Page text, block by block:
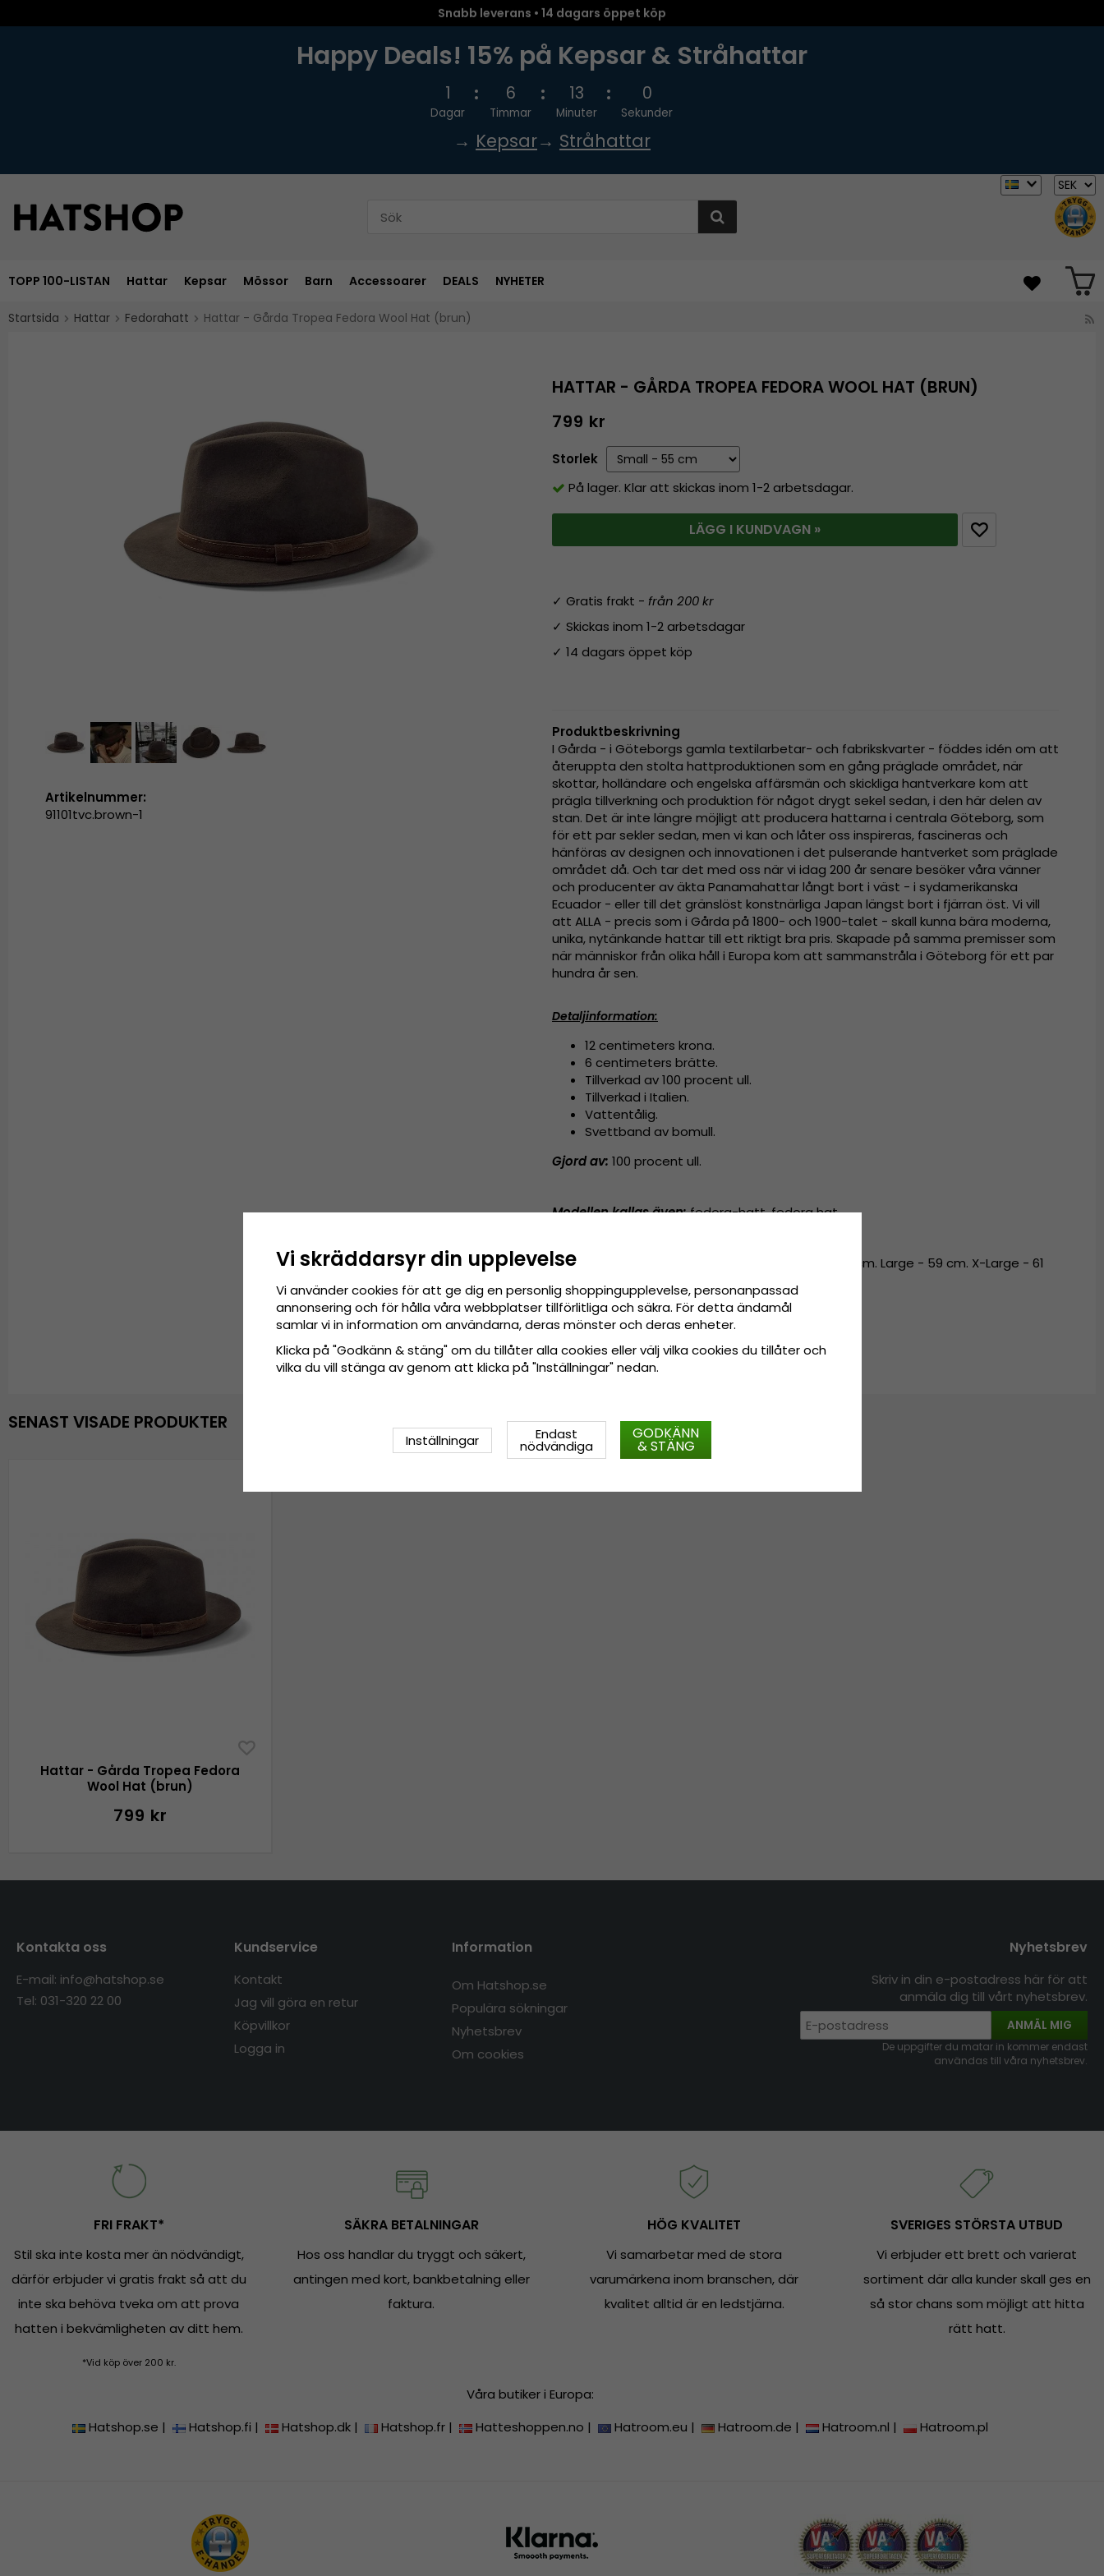
Snabb leverans • 14 dagars öppet köp
Happy Deals! 15% på Kepsar & Stråhattar
1
Dagar
6
Timmar
12
Minuter
59
Sekunder
→ Kepsar→ Stråhattar
TOPP 100-LISTAN Hattar Kepsar Mössor Barn Accessoarer DEALS NYHETER
Startsida Hattar Fedorahatt Hattar - Gårda Tropea Fedora Wool Hat (brun)
HATTAR - GÅRDA TROPEA FEDORA WOOL HAT (BRUN)
799 kr
Storlek
På lager. Klar att skickas inom 1-2 arbetsdagar.
LÄGG I KUNDVAGN »
✓ Gratis frakt - från 200 kr
✓ Skickas inom 1-2 arbetsdagar
✓ 14 dagars öppet köp
Produktbeskrivning
I Gårda - i Göteborgs gamla textilarbetar- och fabrikskvarter - föddes idén om att
återuppta den stolta hattproduktionen som en gång präglade området, när
skottar, holländare och engelska affärsmän och skickliga hantverkare kom att
prägla tillverkning och produktion för något drygt sekel sedan, i den här delen av
stan. Det är inte längre möjligt att producera hattarna i centrala Göteborg, som
för ett par sekler sedan, men vi kan och låter oss inspireras, fascineras och
hänföras av designen och innovationen i det pulserande hantverket som präglade
området då. Och tar det med oss när vi idag 200 år senare besöker våra vänner
och producenter av äkta Panamahattar långt bort i väst - i sydamerikanska
Ecuador - eller till det gränslöst konstnärliga Japan längst bort i fjärran öst. Vi vill
att ALLA - precis som i Gårda på 1800- och 1900-talet - skall kunna bära moderna,
unika, nytänkande hattar till ett riktigt bra pris. Skapade på samma premisser som
när människor från olika håll i Europa kom att sammanstråla i Göteborg för ett par
hundra år sen.
Detaljinformation:
12 centimeters krona.
6 centimeters brätte.
Tillverkad av100 procent ull.
Tillverkad i Italien.
Vattentålig.
Svettband av bomull.
Gjord av: 100 procent ull.
Modellen kallas även:fedora-hatt,fedora hat
Storleksinformation:
Small - 55 cm. Medium - 57 cm. Large - 59 cm. X-Large - 61
Artikelnummer:
91101tvc.brown-1
SENAST VISADE PRODUKTER
Hattar - Gårda Tropea Fedora
Wool Hat (brun)
799 kr
Kontakta oss
E-mail: info@hatshop.se
Tel: 031-320 22 00
Kundservice
Kontakt
Jag vill göra en retur
Köpvillkor
Logga in
Information
Om Hatshop.se
Populära sökningar
Nyhetsbrev
Om cookies
Nyhetsbrev
Skriv in din e-postadress här för att
anmäla dig till vårt nyhetsbrev.
ANMÄL MIG
De uppgifter du matar in kommer endast
användas till våra nyhetsbrev.
FRI FRAKT*
Stil ska inte kosta mer än nödvändigt,
därför erbjuder vi gratis frakt så att du
inte ska behöva tveka om att prova
hatten i bekvämligheten av ditt hem.
*Vid köp över 200 kr.
SÄKRA BETALNINGAR
Hos oss handlar du tryggt och säkert,
antingen med kort, bankbetalning eller
faktura.
HÖG KVALITET
Vi samarbetar med de stora
varumärkena inom branschen, där
kvalitet alltid är en ledstjärna.
SVERIGES STÖRSTA UTBUD
Vi erbjuder ett brett och varierat
sortiment där alla kunder skall ges en
så stor chans som möjligt att hitta
rätt hatt.
Våra butiker i Europa:
Hatshop.se | Hatshop.fi | Hatshop.dk | Hatshop.fr | Hatteshoppen.no | Hatroom.eu | Hatroom.de | Hatroom.nl | Hatroom.pl
Vi skräddarsyr din upplevelse
Vi använder cookies för att ge dig en personlig shoppingupplevelse, personanpassad
annonsering och för hålla våra webbplatser tillförlitliga och säkra. För detta ändamål
samlar vi in information om användarna, deras mönster och deras enheter.
Klicka på "Godkänn & stäng" om du tillåter alla cookies eller välj vilka cookies du tillåter och
vilka du vill stänga av genom att klicka på "Inställningar" nedan.
Inställningar Endast
nödvändiga
GODKÄNN
& STÄNG